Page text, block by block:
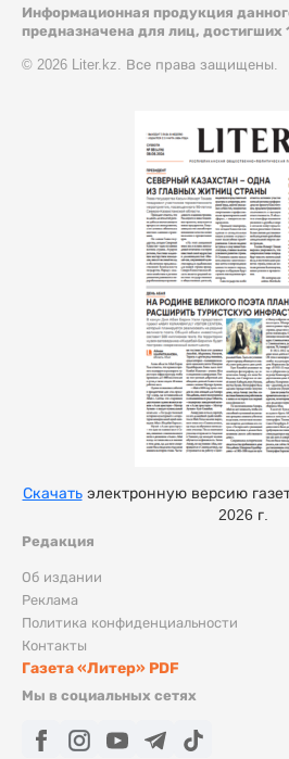
Информационная продукция
предназначена для лиц, достигших
© 2026 Liter.kz. Все права защищены.
Редакция
Об издании
Реклама
Политика конфиденциальности
Контакты
Газета «Литер» PDF
Мы в социальных сетях
Скачатьэлектронную версию
2026 г.